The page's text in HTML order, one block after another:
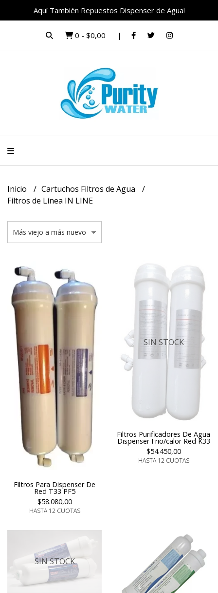
Aquí También Repuestos Dispenser de Agua!
0 - $0,00
Inicio
Cartuchos Filtros de Agua
Filtros de Línea IN LINE
Filtros Para Dispenser De
Red T33 PF5
$58.080,00
HASTA 12 CUOTAS
SIN STOCK
Filtros Purificadores De Agua
Dispenser Frio/calor Red K33
$54.450,00
HASTA 12 CUOTAS
SIN STOCK